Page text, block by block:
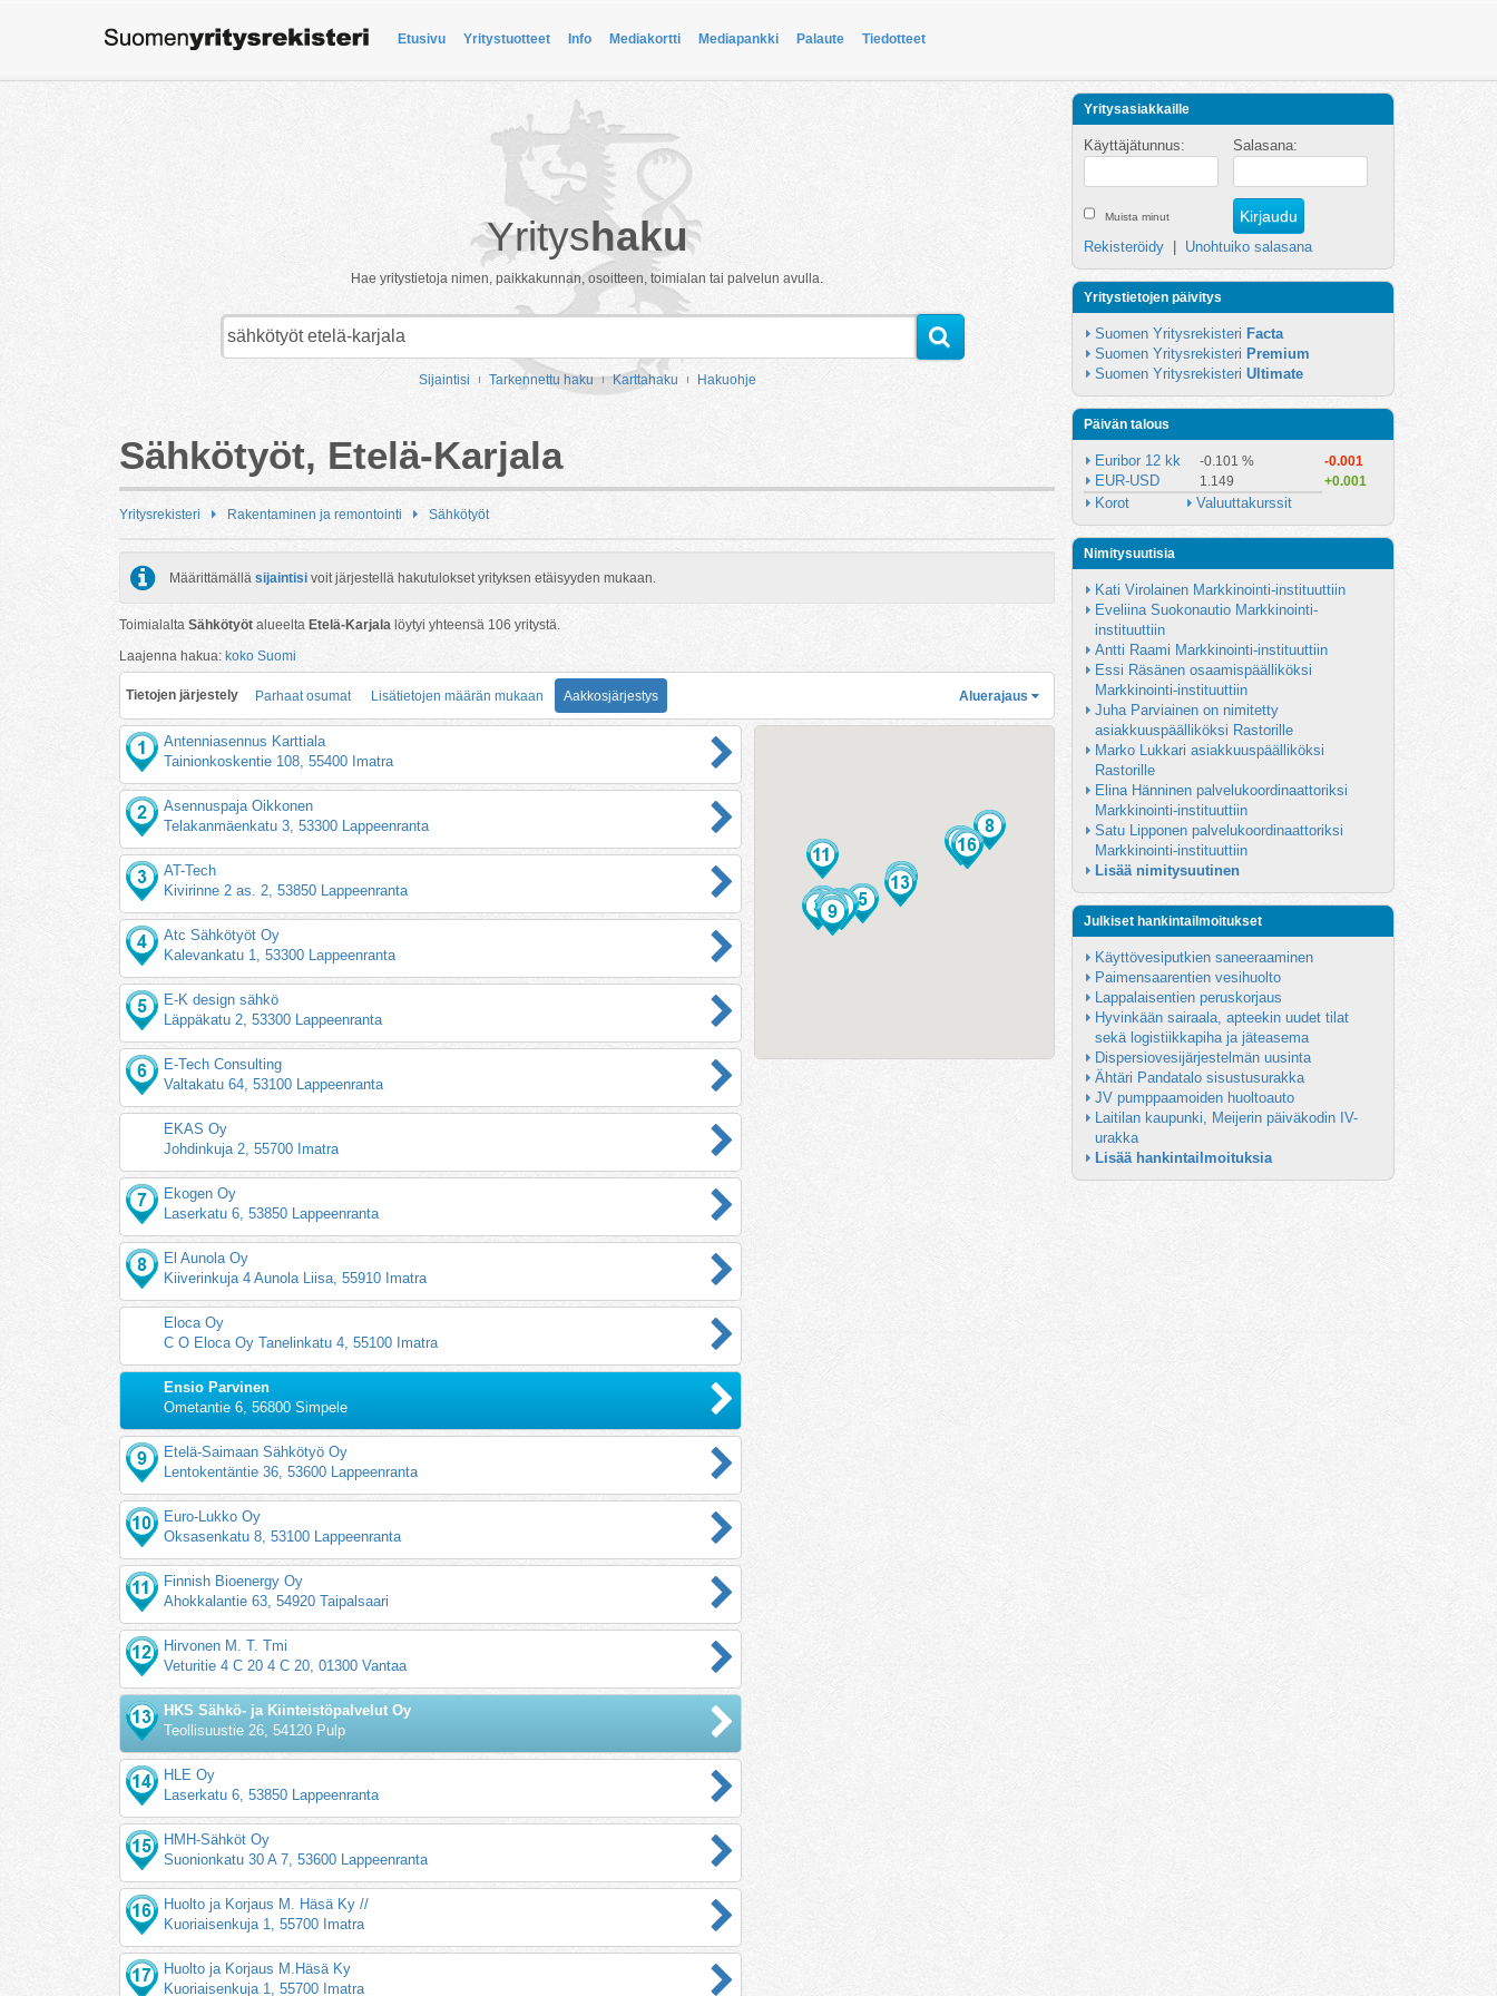
Etusivu Yritystuotteet Info Mediakortti Mediapankki Palaute Tiedotteet
Yrityshaku
Hae yritystietoja nimen, paikkakunnan, osoitteen, toimialan tai palvelun avulla.
Sijaintisi Tarkennettu haku Karttahaku Hakuohje
Sähkötyöt, Etelä-Karjala
Yritysrekisteri Rakentaminen ja remontointi Sähkötyöt
Määrittämällä sijaintisi voit järjestellä hakutulokset yrityksen etäisyyden mukaan.
Toimialalta Sähkötyöt alueelta Etelä-Karjala löytyi yhteensä 106 yritystä.
Laajenna hakua: koko Suomi
Tietojen järjestely Parhaat osumat Lisätietojen määrän mukaan Aakkosjärjestys Aluerajaus
Antenniasennus Karttiala
Tainionkoskentie 108, 55400 Imatra
Asennuspaja Oikkonen
Telakanmäenkatu 3, 53300 Lappeenranta
AT-Tech
Kivirinne 2 as. 2, 53850 Lappeenranta
Atc Sähkötyöt Oy
Kalevankatu 1, 53300 Lappeenranta
E-K design sähkö
Läppäkatu 2, 53300 Lappeenranta
E-Tech Consulting
Valtakatu 64, 53100 Lappeenranta
EKAS Oy
Johdinkuja 2, 55700 Imatra
Ekogen Oy
Laserkatu 6, 53850 Lappeenranta
El Aunola Oy
Kiiverinkuja 4 Aunola Liisa, 55910 Imatra
Eloca Oy
C O Eloca Oy Tanelinkatu 4, 55100 Imatra
Ensio Parvinen
Ometantie 6, 56800 Simpele
Etelä-Saimaan Sähkötyö Oy
Lentokentäntie 36, 53600 Lappeenranta
Euro-Lukko Oy
Oksasenkatu 8, 53100 Lappeenranta
Finnish Bioenergy Oy
Ahokkalantie 63, 54920 Taipalsaari
Hirvonen M. T. Tmi
Veturitie 4 C 20 4 C 20, 01300 Vantaa
HKS Sähkö- ja Kiinteistöpalvelut Oy
Teollisuustie 26, 54120 Pulp
HLE Oy
Laserkatu 6, 53850 Lappeenranta
HMH-Sähköt Oy
Suonionkatu 30 A 7, 53600 Lappeenranta
Huolto ja Korjaus M. Häsä Ky //
Kuoriaisenkuja 1, 55700 Imatra
Huolto ja Korjaus M.Häsä Ky
Kuoriaisenkuja 1, 55700 Imatra
Yritysasiakkaille
Käyttäjätunnus: Salasana:
Muista minut
Rekisteröidy Unohtuiko salasana
Yritystietojen päivitys
Suomen Yritysrekisteri Facta
Suomen Yritysrekisteri Premium
Suomen Yritysrekisteri Ultimate
Päivän talous
Euribor 12 kk -0.101 % -0.001
EUR-USD 1.149 +0.001
Korot Valuuttakurssit
Nimitysuutisia
Kati Virolainen Markkinointi-instituuttiin
Eveliina Suokonautio Markkinointi-
instituuttiin
Antti Raami Markkinointi-instituuttiin
Essi Räsänen osaamispäälliköksi
Markkinointi-instituuttiin
Juha Parviainen on nimitetty
asiakkuuspäälliköksi Rastorille
Marko Lukkari asiakkuuspäälliköksi
Rastorille
Elina Hänninen palvelukoordinaattoriksi
Markkinointi-instituuttiin
Satu Lipponen palvelukoordinaattoriksi
Markkinointi-instituuttiin
Lisää nimitysuutinen
Julkiset hankintailmoitukset
Käyttövesiputkien saneeraaminen
Paimensaarentien vesihuolto
Lappalaisentien peruskorjaus
Hyvinkään sairaala, apteekin uudet tilat
sekä logistiikkapiha ja jäteasema
Dispersiovesijärjestelmän uusinta
Ähtäri Pandatalo sisustusurakka
JV pumppaamoiden huoltoauto
Laitilan kaupunki, Meijerin päiväkodin IV-
urakka
Lisää hankintailmoituksia